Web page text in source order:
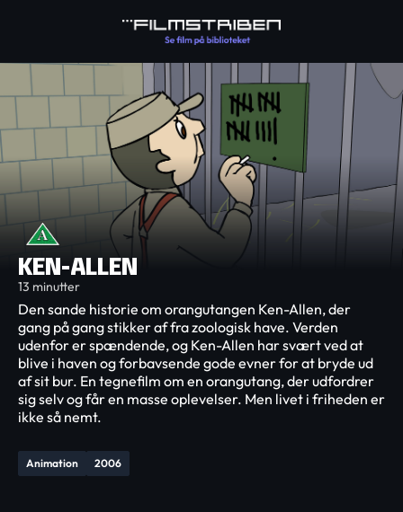
KEN-ALLEN
13 minutter
Animation 2006
Den sande historie om orangutangen Ken-Allen, der
gang på gang stikker af fra zoologisk have. Verden
udenfor er spændende, og Ken-Allen har svært ved at
blive i haven og forbavsende gode evner for at bryde ud
af sit bur. En tegnefilm om en orangutang, der udfordrer
sig selv og får en masse oplevelser. Men livet i friheden er
ikke så nemt.